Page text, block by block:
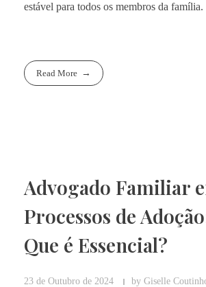
estável para todos os membros da família.
Read More
Advogado Familiar
Processos de
Que é Essencial?
23 de Outubro de 2024 by Giselle